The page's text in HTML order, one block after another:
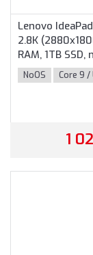
Lenovo
2.8K
RAM, 1TB
billentyűzet,
Szürke színben
NoOS Core 9 /
1